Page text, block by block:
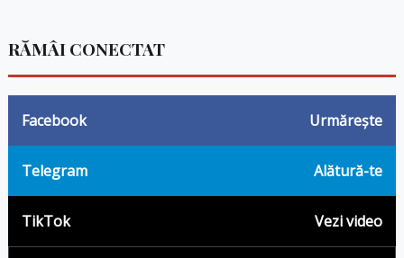
RĂMÂI CONECTAT
Facebook Urmărește
Telegram Alătură-te
TikTok Vezi video